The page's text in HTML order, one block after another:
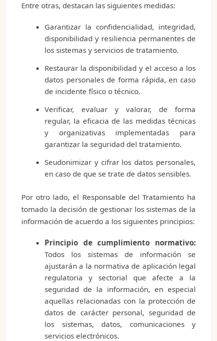
Entre otras, destacan las siguientes medidas:
Garantizar la confidencialidad, integridad,
disponibilidad y resiliencia permanentes de
los sistemas y servicios de tratamiento.
Restaurar la disponibilidad y el acceso a los
datos personales de forma rápida, en caso
de incidente físico o técnico.
Verificar, evaluar y valorar, de forma
regular, la eficacia de las medidas técnicas
y organizativas implementadas para
garantizar la seguridad del tratamiento.
Seudonimizar y cifrar los datos personales,
en caso de que se trate de datos sensibles.
Por otro lado, el Responsable del Tratamiento ha
tomado la decisión de gestionar los sistemas de la
información de acuerdo a los siguientes principios:
Principio de cumplimiento normativo:
Todos los sistemas de información se
ajustarán a la normativa de aplicación legal
regulatoria y sectorial que afecte a la
seguridad de la información, en especial
aquellas relacionadas con la protección de
datos de carácter personal, seguridad de
los sistemas, datos, comunicaciones y
servicios electrónicos.